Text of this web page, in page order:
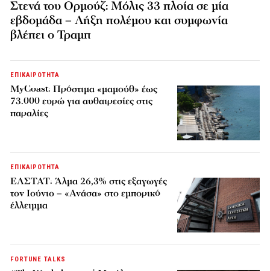
Στενά του Ορμούζ: Μόλις 33 πλοία σε μία
εβδομάδα – Λήξη πολέμου και συμφωνία
βλέπει ο Τραμπ
ΕΠΙΚΑΙΡΟΤΗΤΑ
MyCoast: Πρόστιμα «μαμούθ» έως
73.000 ευρώ για αυθαιρεσίες στις
παραλίες
ΕΠΙΚΑΙΡΟΤΗΤΑ
ΕΛΣΤΑΤ: Άλμα 26,3% στις εξαγωγές
τον Ιούνιο – «Ανάσα» στο εμπορικό
έλλειμμα
FORTUNE TALKS